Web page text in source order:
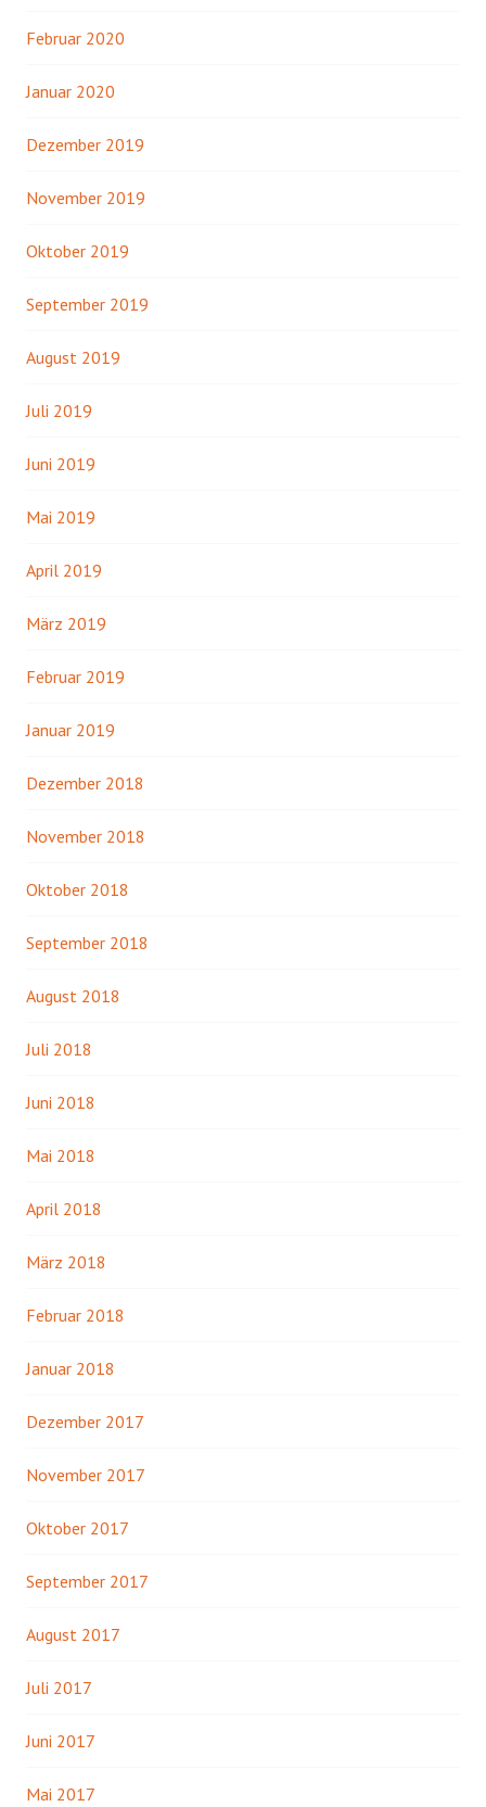
Februar 2020
Januar 2020
Dezember 2019
November 2019
Oktober 2019
September 2019
August 2019
Juli 2019
Juni 2019
Mai 2019
April 2019
März 2019
Februar 2019
Januar 2019
Dezember 2018
November 2018
Oktober 2018
September 2018
August 2018
Juli 2018
Juni 2018
Mai 2018
April 2018
März 2018
Februar 2018
Januar 2018
Dezember 2017
November 2017
Oktober 2017
September 2017
August 2017
Juli 2017
Juni 2017
Mai 2017